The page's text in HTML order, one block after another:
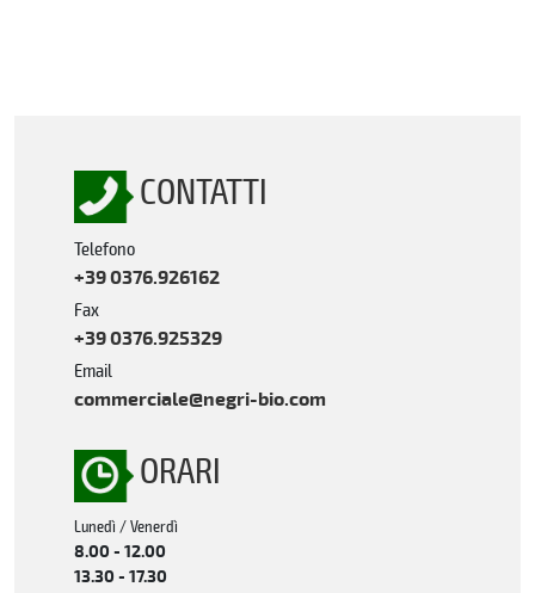
CONTATTI
Telefono
+39 0376.926162
Fax
+39 0376.925329
Email
commerciale@negri-bio.com
ORARI
Lunedì / Venerdì
8.00 - 12.00
13.30 - 17.30